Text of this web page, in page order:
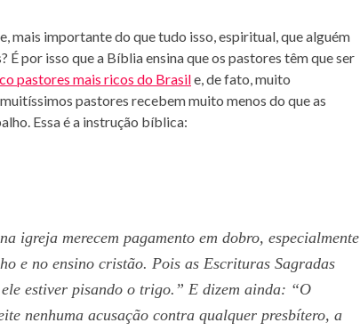
mais importante do que tudo isso, espiritual, que alguém
por isso que a Bíblia ensina que os pastores têm que ser
pastores mais ricos do Brasile, de fato, muito
pastores recebem muito menos do que as
Essa é a instrução bíblica:
igreja merecem pagamento em dobro, especialmente
e no ensino cristão. Pois as Escrituras Sagradas
estiver pisando o trigo.” E dizem ainda: “O
nenhuma acusação contra qualquer presbítero, a